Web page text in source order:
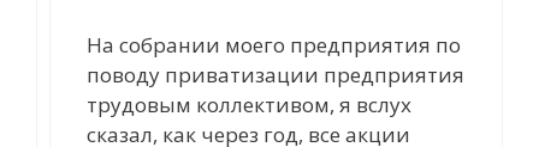
На собрании моего предприятия по
поводу приватизации предприятия
трудовым коллективом, я вслух
сказал, как через год, все акции